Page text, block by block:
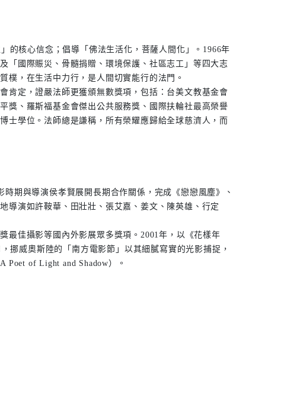
的核心信念；倡導「佛法生活化，菩薩人間化」。1966年
「國際賑災、骨髓捐贈、環境保護、社區志工」等四大志
樸，在生活中力行，是人間切實能行的法門。
肯定，證嚴法師更獲頒無數獎項，包括：台美文教基金會
獎、羅斯福基金會傑出公共服務獎、國際扶輪社最高榮譽
士學位。法師總是謙稱，所有榮耀應歸給全球慈濟人，而
期與導演侯孝賢展開長期合作關係，完成《戀戀風塵》、
導演如許鞍華、田壯壯、張艾嘉、姜文、陳英雄、行定
最佳攝影等國內外影展眾多獎項。2001年，以《花樣年
挪威奧斯陸的「南方電影節」以其細膩寫實的光影捕捉，
Poet of Light and Shadow）。